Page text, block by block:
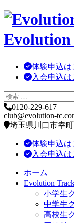
コ
テ
ン
体験申込は
入会申込は
0120-229-617
club@evolution-
埼玉県川口市幸町
体験申込は
入会申込は
ホーム
Evolution
小学生
中学生
高校生